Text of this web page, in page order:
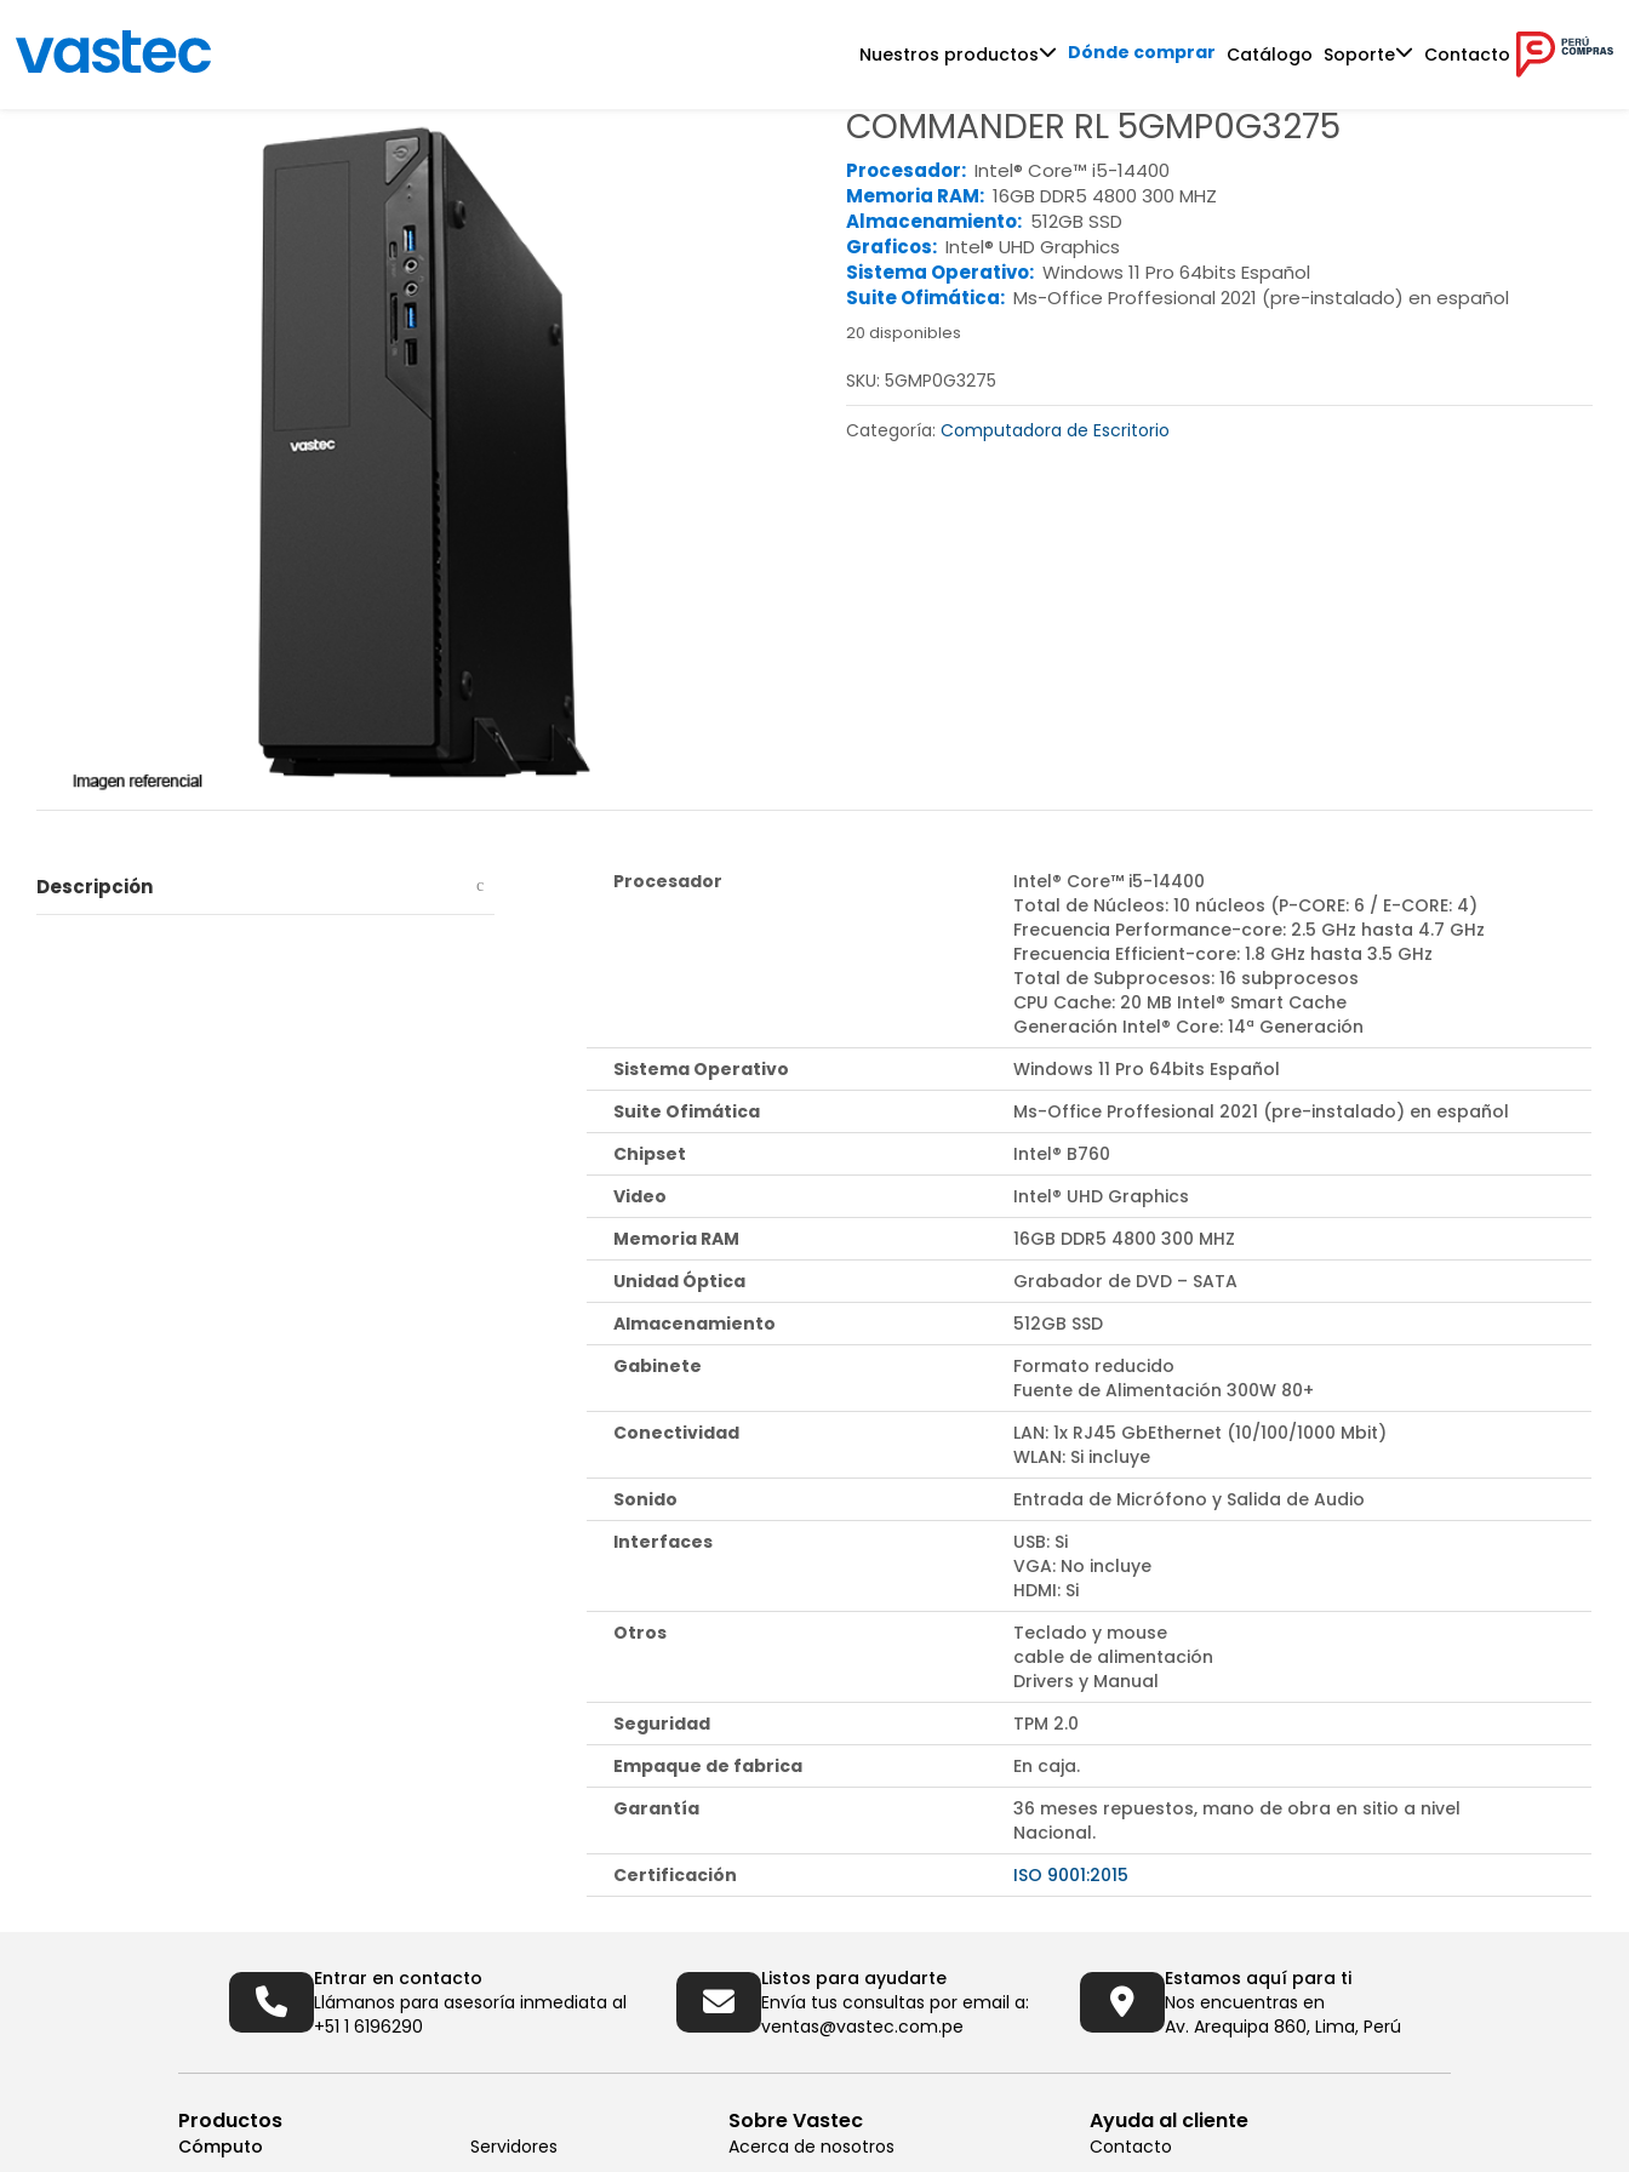
Nuestros productos Dónde comprar Catálogo Soporte Contacto
COMMANDER RL 5GMP0G3275
Procesador: Intel® Core™ i5-14400
Memoria RAM: 16GB DDR5 4800 300 MHZ
Almacenamiento: 512GB SSD
Graficos: Intel® UHD Graphics
Sistema Operativo: Windows 11 Pro 64bits Español
Suite Ofimática: Ms-Office Proffesional 2021 (pre-instalado) en español
20 disponibles
SKU: 5GMP0G3275
Categoría: Computadora de Escritorio
Descripción Procesador
Intel® Core™ i5-14400
Total de Núcleos: 10 núcleos (P-CORE: 6 / E-CORE: 4)
Frecuencia Performance-core: 2.5 GHz hasta 4.7 GHz
Frecuencia Efficient-core: 1.8 GHz hasta 3.5 GHz
Total de Subprocesos: 16 subprocesos
CPU Cache: 20 MB Intel® Smart Cache
Generación Intel® Core: 14ª Generación
Sistema Operativo
Windows 11 Pro 64bits Español
Suite Ofimática
Ms-Office Proffesional 2021 (pre-instalado) en español
Chipset
Intel® B760
Video
Intel® UHD Graphics
Memoria RAM
16GB DDR5 4800 300 MHZ
Unidad Óptica
Grabador de DVD – SATA
Almacenamiento
512GB SSD
Gabinete
Formato reducido
Fuente de Alimentación 300W 80+
Conectividad
LAN: 1x RJ45 GbEthernet (10/100/1000 Mbit)
WLAN: Si incluye
Sonido
Entrada de Micrófono y Salida de Audio
Interfaces
USB: Si
VGA: No incluye
HDMI: Si
Otros
Teclado y mouse
cable de alimentación
Drivers y Manual
Seguridad
TPM 2.0
Empaque de fabrica
En caja.
Garantía
36 meses repuestos, mano de obra en sitio a nivel
Nacional.
Certificación
ISO 9001:2015
Entrar en contacto
Llámanos para asesoría inmediata al
+51 1 6196290
Listos para ayudarte
Envía tus consultas por email a:
ventas@vastec.com.pe
Estamos aquí para ti
Nos encuentras en
Av. Arequipa 860, Lima, Perú
Productos
Cómputo
Servidores
Sobre Vastec
Acerca de nosotros
Ayuda al cliente
Contacto